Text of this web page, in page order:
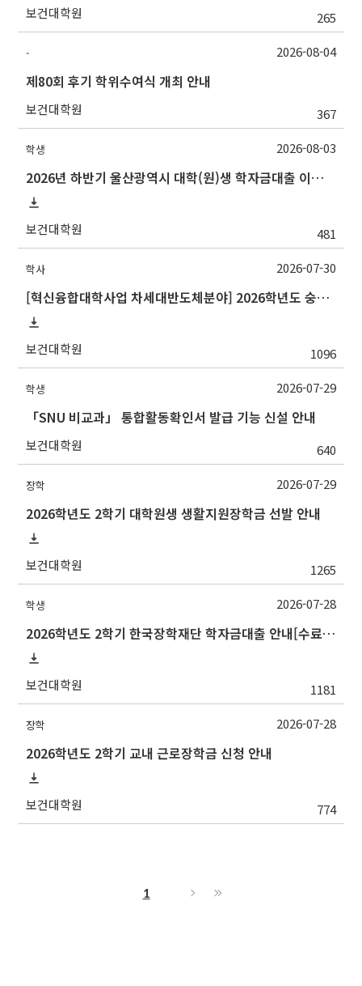
보건대학원 265
-
제80회 후기 학위수여식 개최 안내
보건대학원 367
2026-08-04
학생
2026년 하반기 울산광역시 대학(원)생 학자금대출 이자지원사업 안내
보건대학원 481
2026-08-03
학사
[혁신융합대학사업 차세대반도체분야] 2026학년도 숭실대학교 2학기 교류 수학 안내
보건대학원 1096
2026-07-30
학생
「SNU 비교과」 통합활동확인서 발급 기능 신설 안내
보건대학원 640
2026-07-29
장학
2026학년도 2학기 대학원생 생활지원장학금 선발 안내
보건대학원 1265
2026-07-29
학생
2026학년도 2학기 한국장학재단 학자금대출 안내[수료생(연구생)]
보건대학원 1181
2026-07-28
장학
2026학년도 2학기 교내 근로장학금 신청 안내
보건대학원 774
2026-07-28
1